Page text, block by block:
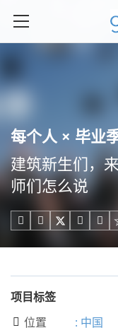
每个人 × 毕业
建筑新生们，
师们怎么说
   
项目标签
 位置 : 中国